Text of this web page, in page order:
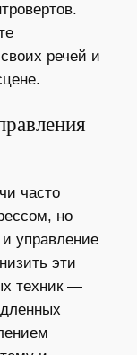
речей и
часто
но
и управление
эти
техник —